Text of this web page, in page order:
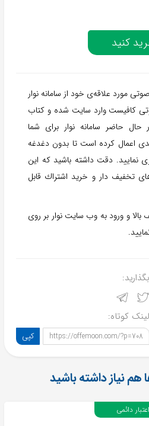
کنید
مورد علاقه‌ی خود از سامانه نوار
كافيست وارد سايت شده و كتاب
حال حاضر سامانه نوار برای شما
تخفيف 25 درصدی اعمال كرده است تا بدون دغدغه
نماييد. دقت داشته باشيد كه اين
تخفيف دار و خريد اشتراك قابل
و ورود به وب سايت نوار بر روی
لینک کوتاه:
https://offemoon.com/?p=708 کپی
نیاز داشته باشید
اعتبار دائمی